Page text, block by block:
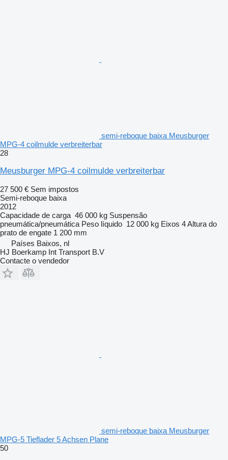
semi-reboque baixa Meusburger
MPG-4 coilmulde verbreiterbar
28
Meusburger MPG-4 coilmulde verbreiterbar
27 500 € Sem impostos
Semi-reboque baixa
2012
Capacidade de carga 46 000 kg Suspensão
pneumática/pneumática Peso líquido 12 000 kg Eixos 4Altura do
prato de engate 1 200 mm
Países Baixos, nl
HJ Boerkamp Int Transport B.V
Contacte o vendedor
semi-reboque baixa Meusburger
MPG-5 Tieflader 5 Achsen Plane
50